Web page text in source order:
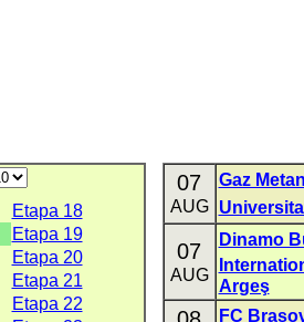
Etapa 18
Etapa 19
Etapa 20
Etapa 21
Etapa 22
07
AUG
Gaz Metan
07
AUG
Dinamo
Argeş
FC